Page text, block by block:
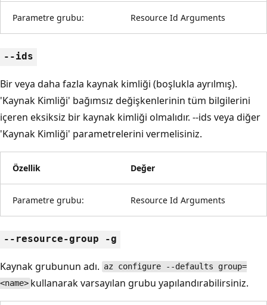
Parametre grubu: Resource Id Arguments
--ids
Bir veya daha fazla kaynak kimliği (boşlukla ayrılmış).
'Kaynak Kimliği' bağımsız değişkenlerinin tüm bilgilerini
içeren eksiksiz bir kaynak kimliği olmalıdır. --ids veya diğer
'Kaynak Kimliği' parametrelerini vermelisiniz.
Özellik Değer
Parametre grubu: Resource Id Arguments
--resource-group -g
Kaynak grubunun adı. az configure --defaults group=
<name> kullanarak varsayılan grubu yapılandırabilirsiniz.